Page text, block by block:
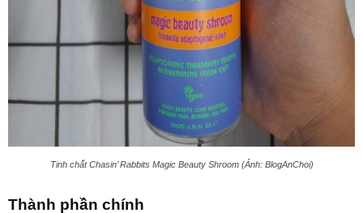
Tinh chất Chasin’ Rabbits Magic Beauty Shroom (Ảnh: BlogAnChoi)
Thành phần chính